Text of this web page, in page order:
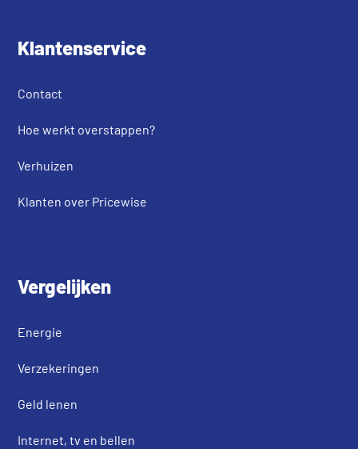
Klantenservice
Contact
Hoe werkt overstappen?
Verhuizen
Klanten over Pricewise
Vergelijken
Energie
Verzekeringen
Geld lenen
Internet, tv en bellen